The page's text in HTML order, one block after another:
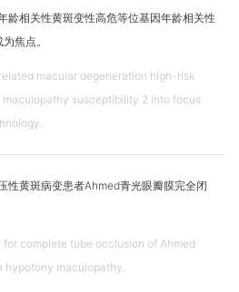
龄相关性黄斑变性高危等位基因年龄相关性
焦点。
macular degeneration high-risk
susceptibility 2 into focus
性黄斑病变患者Ahmed青光眼瓣膜完全闭
complete tube occlusion of Ahmed
hypotony maculopathy.